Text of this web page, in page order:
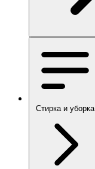
Стирка и уборка